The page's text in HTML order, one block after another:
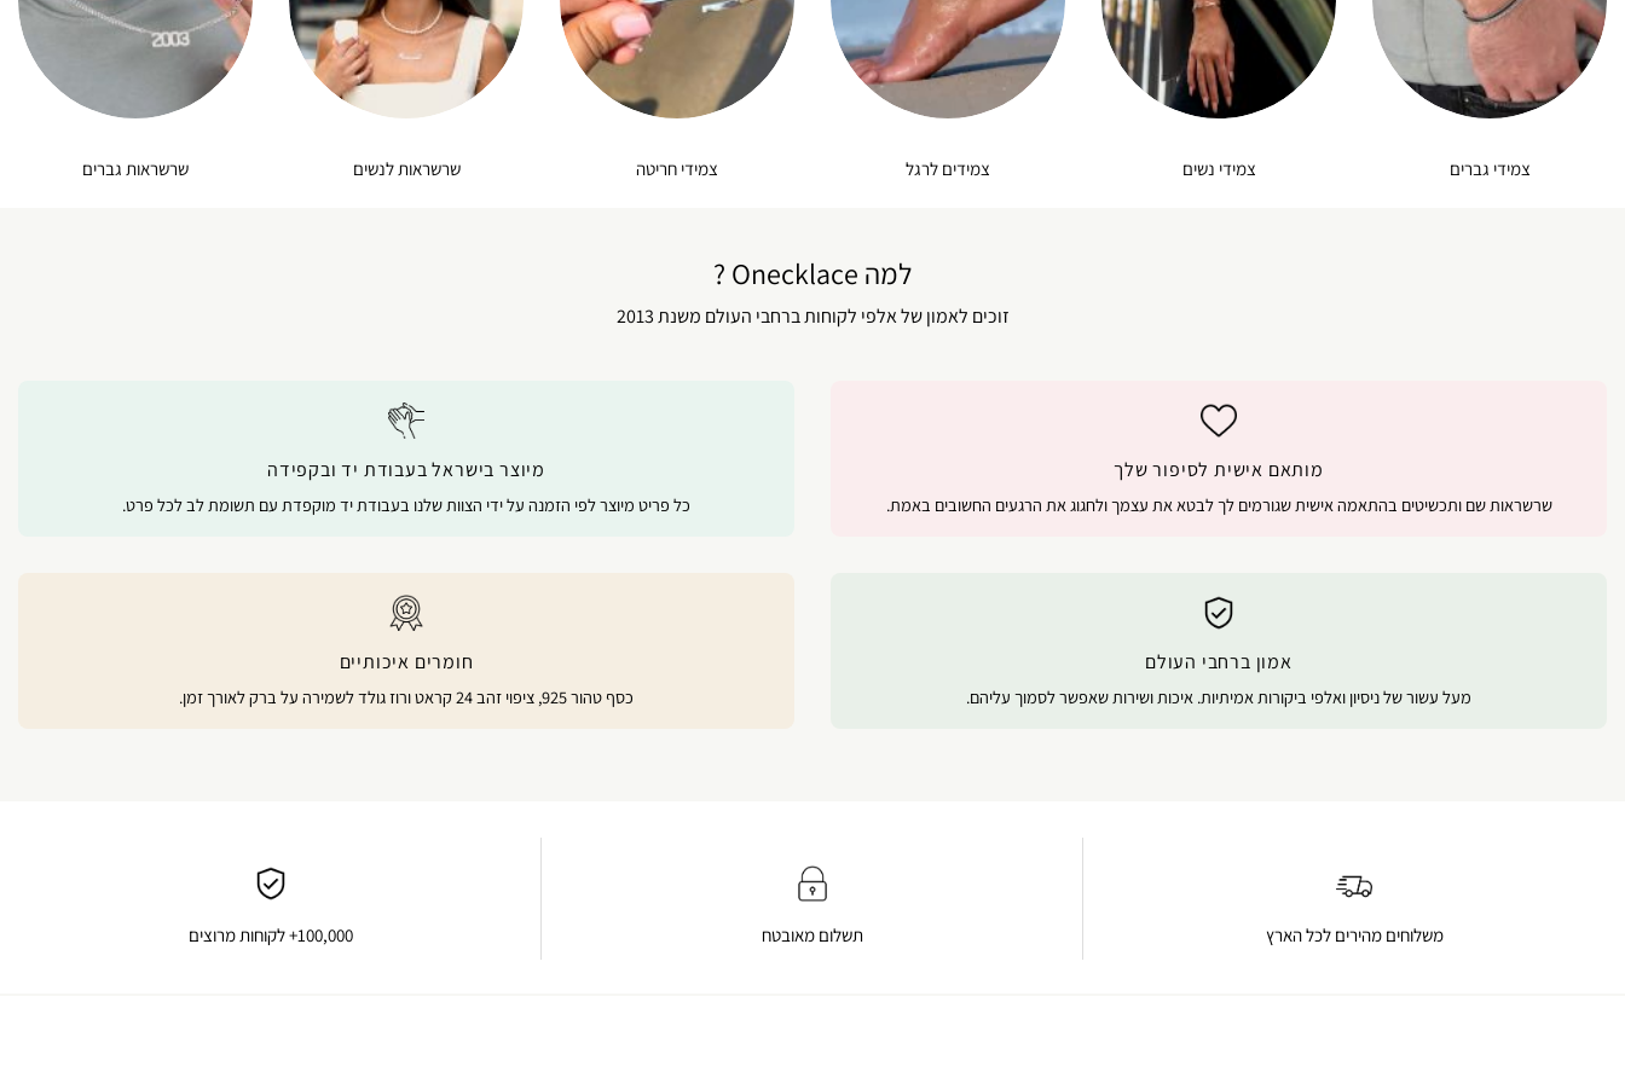
צמידי גברים צמידי נשים צמידים לרגל צמידי חריטה שרשראות לנשים שרשראות גברים
למה Onecklace ?
זוכים לאמון של אלפי לקוחות ברחבי העולם משנת 2013
מותאם אישית לסיפור שלך
שרשראות שם ותכשיטים בהתאמה אישית שגורמים לך לבטא את עצמך ולחגוג את הרגעים החשובים באמת.
מיוצר בישראל בעבודת יד ובקפידה
כל פריט מיוצר לפי הזמנה על ידי הצוות שלנו בעבודת יד מוקפדת עם תשומת לב לכל פרט.
אמון ברחבי העולם
מעל עשור של ניסיון ואלפי ביקורות אמיתיות. איכות ושירות שאפשר לסמוך עליהם.
חומרים איכותיים
כסף טהור 925, ציפוי זהב 24 קראט ורוז גולד לשמירה על ברק לאורך זמן.
משלוחים מהירים לכל הארץ תשלום מאובטח 100,000+ לקוחות מרוצים